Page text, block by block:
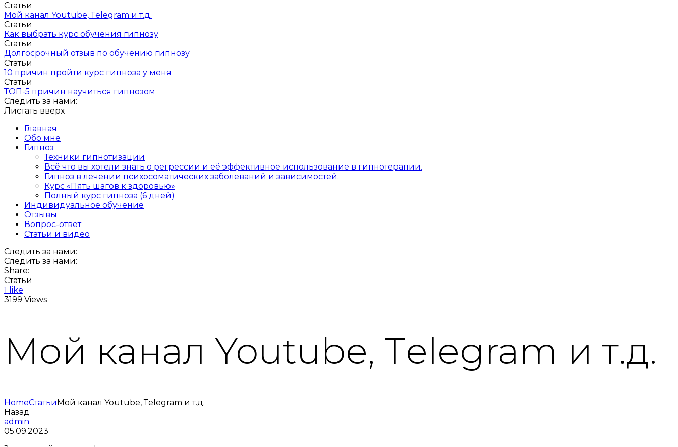
Статьи
Мой канал Youtube, Тelegram и т.д.
Статьи
Как выбрать курс обучения гипнозу
Статьи
Долгосрочный отзыв по обучению гипнозу
Статьи
10 причин пройти курс гипноза у меня
Статьи
ТОП-5 причин научиться гипнозом
Следить за нами:
Листать вверх
Главная
Обо мне
Гипноз
Техники гипнотизации
Всё что вы хотели знать о регрессии и её эффективное использование в гипнотерапии.
Гипноз в лечении психосоматических заболеваний и зависимостей.
Курс «Пять шагов к здоровью»
Полный курс гипноза (6 дней)
Индивидуальное обучение
Отзывы
Вопрос-ответ
Статьи и видео
Следить за нами:
Следить за нами:
Share:
Статьи
1 like
3199 Views
Мой канал Youtube, Тelegram и т.д.
HomeСтатьиМой канал Youtube, Тelegram и т.д.
Назад
admin
05.09.2023